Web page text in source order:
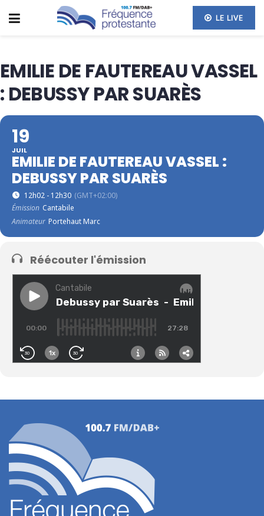
LE LIVE
EMILIE DE FAUTEREAU VASSEL
: DEBUSSY PAR SUARÈS
19
JUIL
EMILIE DE FAUTEREAU VASSEL :
DEBUSSY PAR SUARÈS
12h02 - 12h30 (GMT+02:00)
Émission Cantabile
Animateur Portehaut Marc
Réécouter l'émission